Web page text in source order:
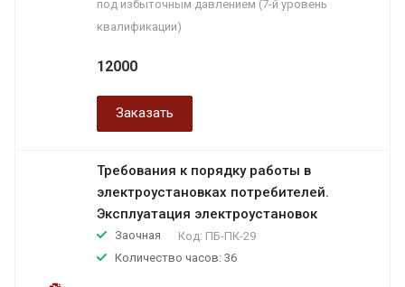
под избыточным давлением (7-й уровень
квалификации)
12000
Заказать
Требования к порядку работы в
электроустановках потребителей.
Эксплуатация электроустановок
Заочная Код: ПБ-ПК-29
Количество часов: 36